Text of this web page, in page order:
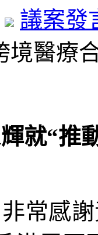
議案發
境醫療
就“推
常感